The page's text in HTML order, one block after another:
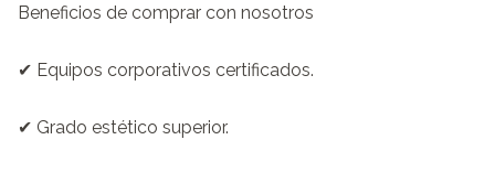
Beneficios de comprar con nosotros
✔ Equipos corporativos certificados.
✔ Grado estético superior.